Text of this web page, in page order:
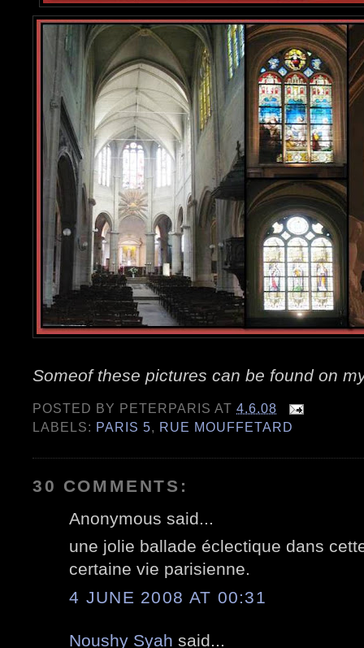
Someof these pictures can be found on
POSTED BY PETERPARIS AT4.6.08
LABELS: PARIS 5, RUE MOUFFETARD
30 COMMENTS:
Anonymous said...
une jolie ballade éclectique dans
certaine vie parisienne.
4 JUNE 2008 AT 00:31
Noushy Syah said...